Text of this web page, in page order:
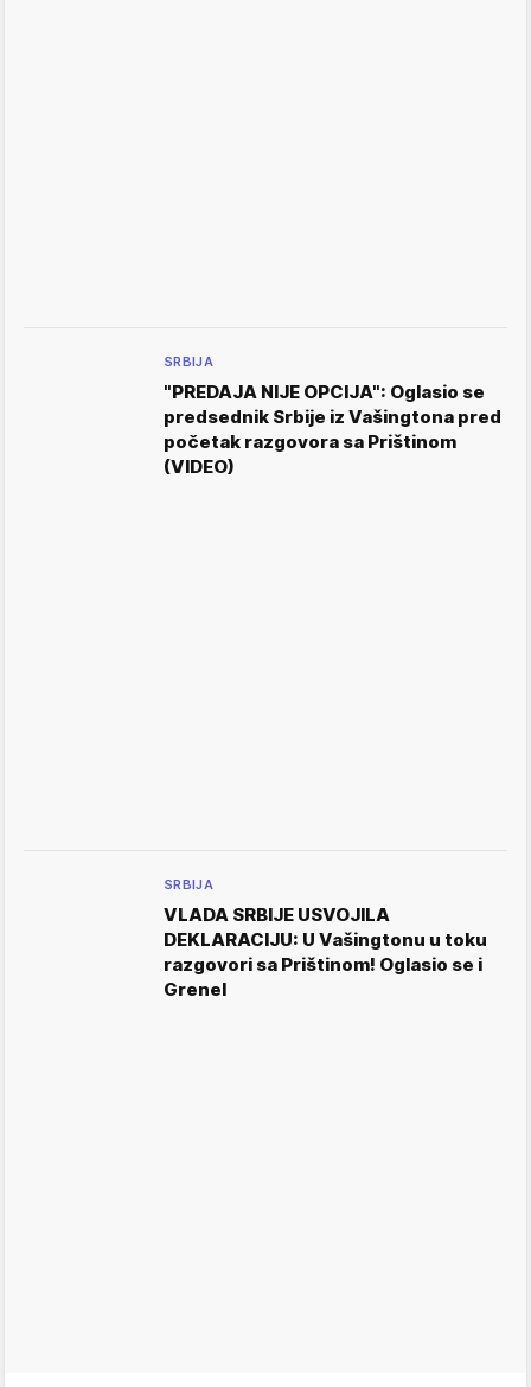
SRBIJA
"PREDAJA NIJE OPCIJA": Oglasio se
predsednik Srbije iz Vašingtona pred
početak razgovora sa Prištinom
(VIDEO)
SRBIJA
VLADA SRBIJE USVOJILA
DEKLARACIJU: U Vašingtonu u toku
razgovori sa Prištinom! Oglasio se i
Grenel